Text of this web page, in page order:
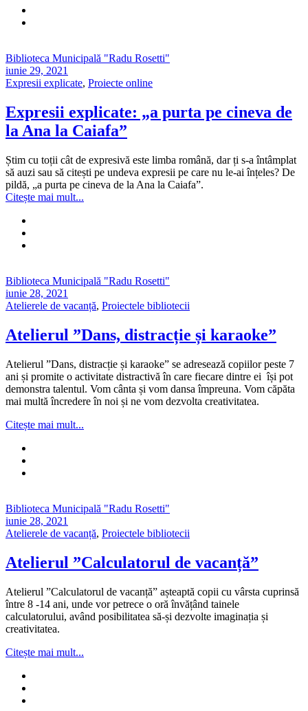
Biblioteca Municipală "Radu Rosetti"
iunie 29, 2021
Expresii explicate, Proiecte online
Expresii explicate: „a purta pe cineva de
la Ana la Caiafa”
Știm cu toții cât de expresivă este limba română, dar ți s-a întâmplat
să auzi sau să citești pe undeva expresii pe care nu le-ai înțeles? De
pildă, „a purta pe cineva de la Ana la Caiafa”.
Citește mai mult...
Biblioteca Municipală "Radu Rosetti"
iunie 28, 2021
Atelierele de vacanță, Proiectele bibliotecii
Atelierul ”Dans, distracție și karaoke”
Atelierul ”Dans, distracție și karaoke” se adresează copiilor peste 7
ani și promite o activitate distractivă în care fiecare dintre ei își pot
demonstra talentul. Vom cânta și vom dansa împreuna. Vom căpăta
mai multă încredere în noi și ne vom dezvolta creativitatea.
Citește mai mult...
Biblioteca Municipală "Radu Rosetti"
iunie 28, 2021
Atelierele de vacanță, Proiectele bibliotecii
Atelierul ”Calculatorul de vacanță”
Atelierul ”Calculatorul de vacanță” așteaptă copii cu vârsta cuprinsă
între 8 -14 ani, unde vor petrece o oră învățând tainele
calculatorului, având posibilitatea să-și dezvolte imaginația și
creativitatea.
Citește mai mult...